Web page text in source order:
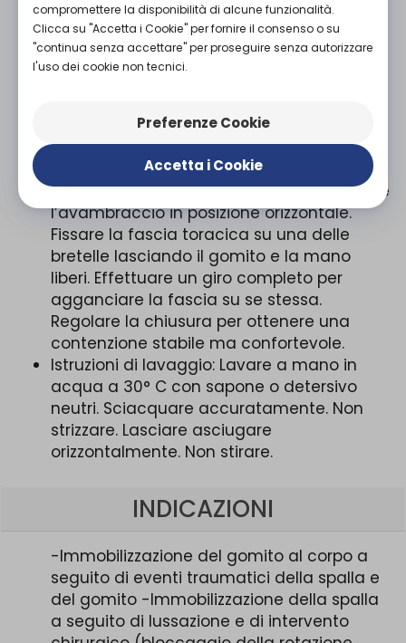
Composizione: Imbottitura interna: 100%
cotone; Imbottitura esterna: 100%
poliestere.
rivolto verso l’esterno. Passare le bretelle
sulle spalle ed incrociarle sulla schiena. Far
passare le bretelle sotto il manicotto e
fissarle sul davanti stando attenti a tenere
l’avambraccio in posizione orizzontale.
Fissare la fascia toracica su una delle
bretelle lasciando il gomito e la mano
liberi. Effettuare un giro completo per
agganciare la fascia su se stessa.
Regolare la chiusura per ottenere una
contenzione stabile ma confortevole.
Istruzioni di lavaggio: Lavare a mano in
acqua a 30° C con sapone o detersivo
neutri. Sciacquare accuratamente. Non
strizzare. Lasciare asciugare
orizzontalmente. Non stirare.
INDICAZIONI
-Immobilizzazione del gomito al corpo a
seguito di eventi traumatici della spalla e
del gomito -Immobilizzazione della spalla
a seguito di lussazione e di intervento
compromettere la disponibilità di alcune funzionalità.
Clicca su "Accetta i Cookie" per fornire il consenso o su
"continua senza accettare" per proseguire senza autorizzare
l'uso dei cookie non tecnici.
Preferenze Cookie
Accetta i Cookie